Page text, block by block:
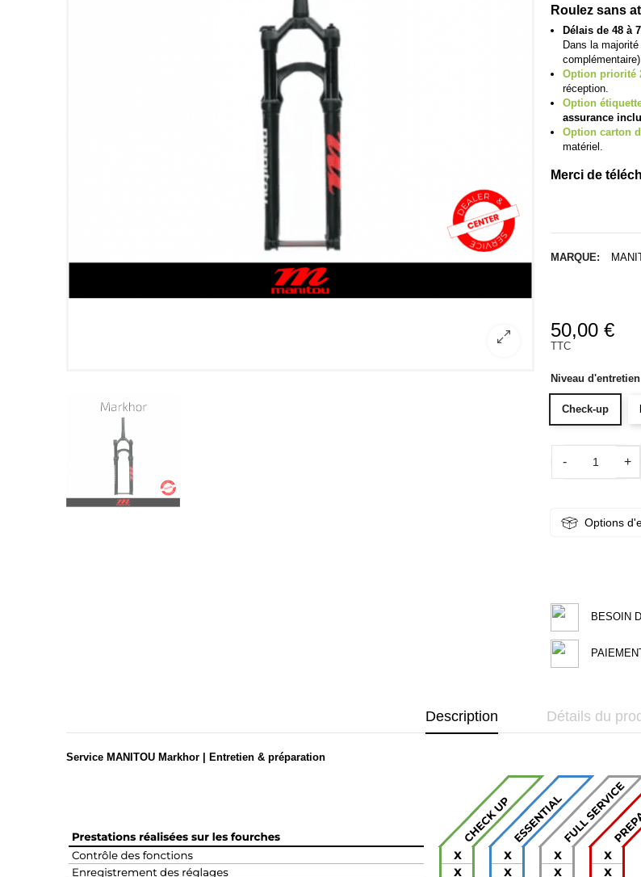
Roulez sans
Délais de 48 à
Dans la
complémentaire)
Option priorité
réception.
Option
assurance
Option carton
matériel.
Merci de
MARQUE:
50,00 €
TTC
Niveau
Check-up
- +
Options
BESOIN
Description Détails du
Service MANITOU Markhor | Entretien & préparation